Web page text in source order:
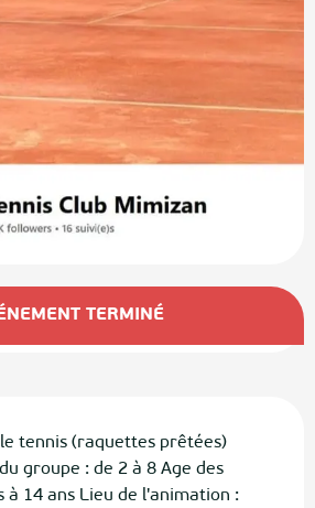
TERMINÉ
tennis (raquettes prêtées)
groupe : de 2 à 8 Age des
à 14 ans Lieu de l'animation :